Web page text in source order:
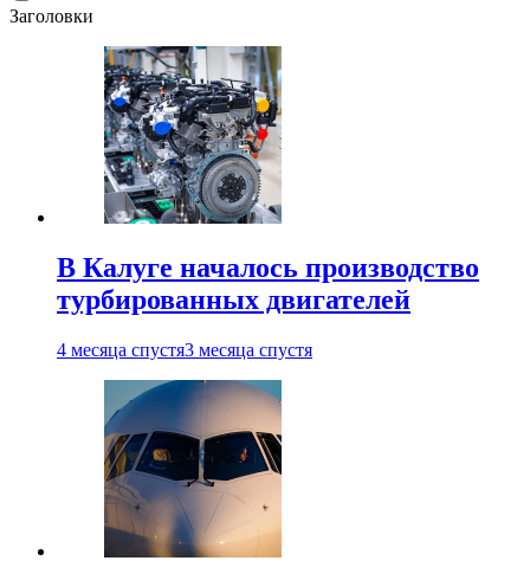
Заголовки
В Калуге началось производство
турбированных двигателей
4 месяца спустя3 месяца спустя